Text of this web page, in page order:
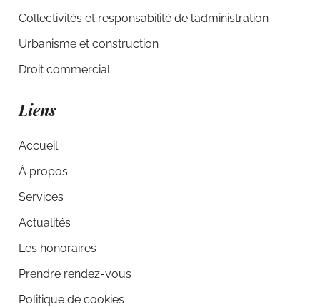
Collectivités et responsabilité de l’administration
Urbanisme et construction
Droit commercial
Liens
Accueil
À propos
Services
Actualités
Les honoraires
Prendre rendez-vous
Politique de cookies